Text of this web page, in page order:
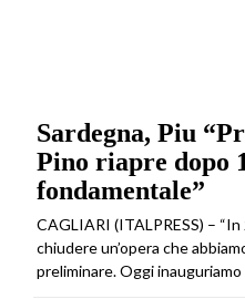
Sardegna, Piu
Pino riapre dopo
fondamentale”
CAGLIARI (ITALPRESS) –
chiudere un’opera che
preliminare. Oggi